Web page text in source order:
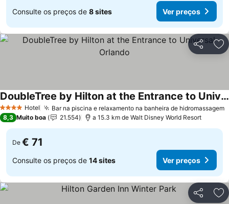
Consulte os preços de 8 sites Ver preços
Partilhar
4 EstrelasHotel Bar na piscina e relaxamento na banheira de hidromassagem
DoubleTree by Hilton at the Entrance to Universal Orlando
Ver preços
8,3 Muito boa 21.554 a 15.3 km de Walt Disney World Resort
De € 71
Consulte os preços de 14 sites Ver preços
Partilhar